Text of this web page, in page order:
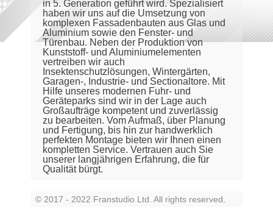
in 5. Generation geführt wird. Spezialisiert
haben wir uns auf die Umsetzung von
komplexen Fassadenbauten aus Glas und
Aluminium sowie den Fenster- und
Türenbau. Neben der Produktion von
Kunststoff- und Aluminiumelementen
vertreiben wir auch
Insektenschutzlösungen, Wintergärten,
Garagen-, Industrie- und Sectionaltore. Mit
Hilfe unseres modernen Fuhr- und
Geräteparks sind wir in der Lage auch
Großaufträge kompetent und zuverlässig
zu bearbeiten. Vom Aufmaß, über Planung
und Fertigung, bis hin zur handwerklich
perfekten Montage bieten wir Ihnen einen
kompletten Service. Vertrauen auch Sie
unserer langjährigen Erfahrung, die für
Qualität bürgt.
© 2017 - 2022 Franstudio Ltd. All rights reserved